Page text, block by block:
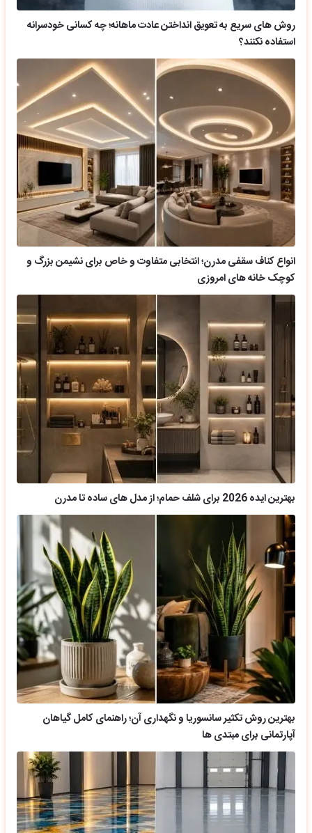
روش های سریع به تعویق انداختن عادت ماهانه؛ چه کسانی خودسرانه
استفاده نکنند؟
انواع کناف سقفی مدرن؛ انتخابی متفاوت و خاص برای نشیمن بزرگ و
کوچک خانه های امروزی
بهترین ایده 2026 برای شلف حمام؛ از مدل های ساده تا مدرن
بهترین روش تکثیر سانسوریا و نگهداری آن؛ راهنمای کامل گیاهان
آپارتمانی برای مبتدی ها